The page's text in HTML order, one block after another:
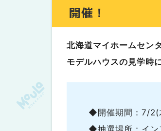
開催！
北海道マイホームセン
モデルハウスの見学時
◆開催期間：7/
◆抽選場所：イ